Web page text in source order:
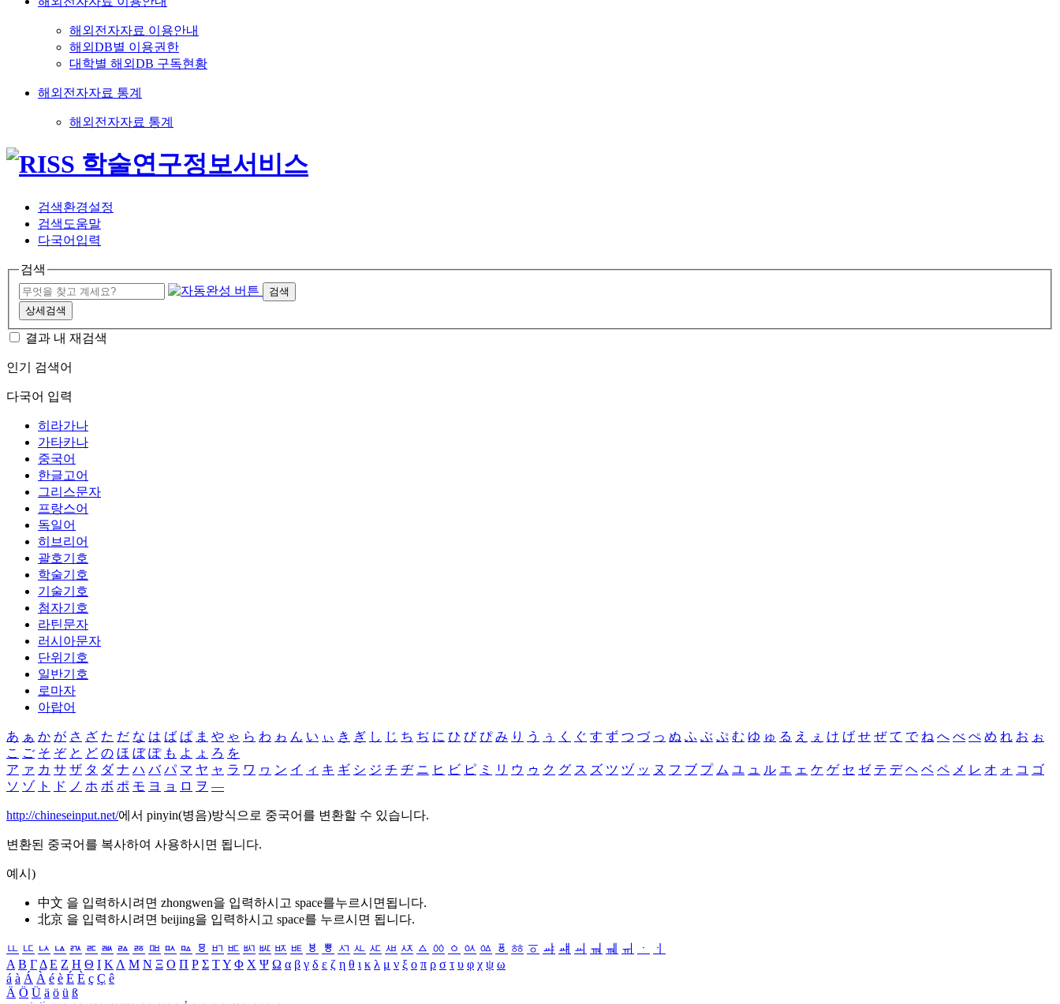
해외전자자료 이용안내
해외DB별 이용권한
대학별 해외DB 구독현황
해외전자자료 통계
해외전자자료 통계
검색환경설정
검색도움말
다국어입력
검색
검색
상세검색
결과 내 재검색
인기 검색어
다국어 입력
히라가나
가타카나
중국어
한글고어
그리스문자
프랑스어
독일어
히브리어
괄호기호
학술기호
기술기호
첨자기호
라틴문자
러시아문자
단위기호
일반기호
로마자
아랍어
あ ぁ か が さ ざ た だ な は ば ぱ ま や ゃ ら わ ゎ ん い ぃ き ぎ し じ ち ぢ に ひ び ぴ み り う ぅ く ぐ す ず つ づ っ ぬ ふ ぶ ぷ む ゆ ゅ る え ぇ け げ せ ぜ て で ね へ べ ぺ め れ お ぉ
こ ご そ ぞ と ど の ほ ぼ ぽ も よ ょ ろ を
ア ァ カ サ ザ タ ダ ナ ハ バ パ マ ヤ ャ ラ ワ ヮ ン イ ィ キ ギ シ ジ チ ヂ ニ ヒ ビ ピ ミ リ ウ ゥ ク グ ス ズ ツ ヅ ッ ヌ フ ブ プ ム ユ ュ ル エ ェ ケ ゲ セ ゼ テ デ ヘ ベ ペ メ レ オ ォ コ ゴ
ソ ゾ ト ド ノ ホ ボ ポ モ ヨ ョ ロ ヲ ―
http://chineseinput.net/에서 pinyin(병음)방식으로 중국어를 변환할 수 있습니다.
변환된 중국어를 복사하여 사용하시면 됩니다.
예시)
中文 을 입력하시려면 zhongwen을 입력하시고 space를누르시면됩니다.
北京 을 입력하시려면 beijing을 입력하시고 space를 누르시면 됩니다.
ㅥ ㅦ ㅧ ㅨ ㅩ ㅪ ㅫ ㅬ ㅭ ㅮ ㅯ ㅰ ㅱ ㅲ ㅳ ㅴ ㅵ ㅶ ㅷ ㅸ ㅹ ㅺ ㅻ ㅼ ㅽ ㅾ ㅿ ㆀ ㆁ ㆂ ㆃ ㆄ ㆅ ㆆ ㆇ ㆈ ㆉ ㆊ ㆋ ㆌ ㆍ
ㆎ
Α Β ΓΔ Ε Ζ Η Θ Ι ΚΛ Μ Ν Ξ Ο Π Ρ Σ ΤΥ Φ Χ Ψ Ω α β γ δ ε ζ η θ ι κ λ μ ν ξ ο π ρ σ τ υ φ χ ψ ω
á à Á À é è É È ç Ç ê
Ä Ö Ü ä ö ü ß